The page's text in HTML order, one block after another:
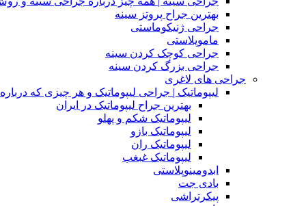
بهترین جراح پروتز سینه
جراحی ژنیکوماستی
ماموپلاستی
جراحی کوچک کردن سینه
جراحی بزرگ کردن سینه
جراحی های لاغری
لیپوماتیک | جراحی لیپوماتیک و هر چیزی که درباره
بهترین جراح لیپوماتیک در ایران
لیپوماتیک شکم و پهلو
لیپوماتیک بازو
لیپوماتیک ران
لیپوماتیک غبغب
ابدومینوپلاستی
بادی‌ جت
پیکرتراشی